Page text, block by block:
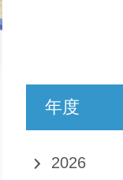
年度
2026